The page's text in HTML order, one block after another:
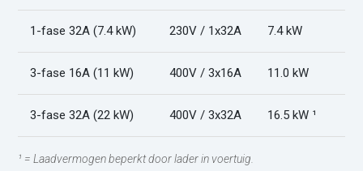
1-fase 32A (7.4 kW) 230V / 1x32A 7.4 kW
3-fase 16A (11 kW) 400V / 3x16A 11.0 kW
3-fase 32A (22 kW) 400V / 3x32A 16.5 kW ¹
¹ = Laadvermogen beperkt door lader in voertuig.